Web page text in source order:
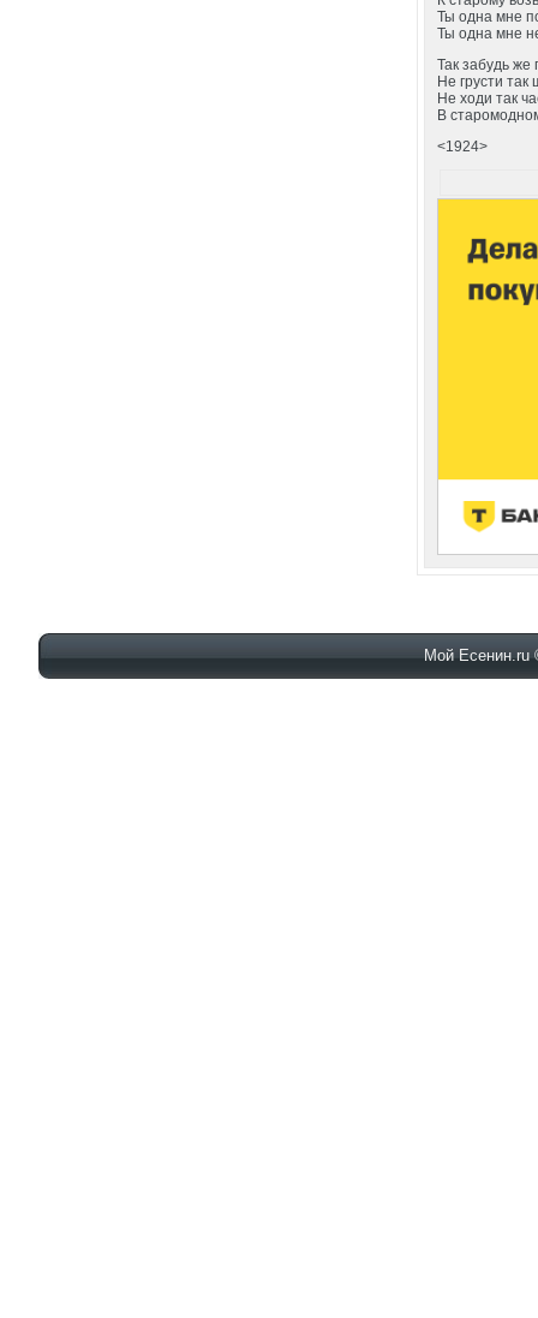
Ты одна мне
Ты одна мне
Так забудь же
Не грусти
Не ходи так
В
<1924>
Мой Есенин.ru